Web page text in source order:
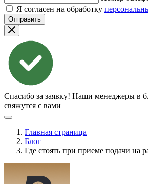
Я согласен на обработку
Отправить
Спасибо за заявку! Наши менеджеры в
свяжутся с вами
Главная страница
Блог
Где стоять при приеме подачи на